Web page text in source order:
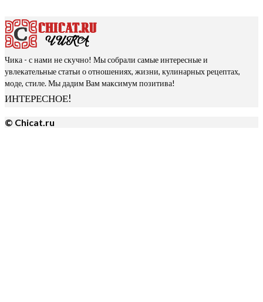
Чика - с нами не скучно! Мы собрали самые интересные и
увлекательные статьи о отношениях, жизни, кулинарных рецептах,
моде, стиле. Мы дадим Вам максимум позитива!
ИНТЕРЕСНОЕ!
© Chicat.ru